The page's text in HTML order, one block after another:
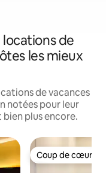
de
les mieux
de vacances
notées pour leur
plus encore.
Coup de cœur
Coup de cœur